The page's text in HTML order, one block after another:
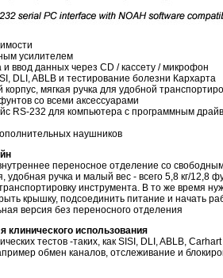
усилителем
и ввод данных через CD / кассету / микрофон
DLI, ABLB и тестирование болезни Кархарта
мягкая ручка для удобной
со всеми аксессуарами
RS-232 для компьютера с программным
наушников
переносное отделение со
удобная ручка и малый вес - всего 5,8 кг/12,8
инструмента. В то же время
крышку, подсоединить питание и начать
версия без переносного отделения
клинического использования
тестов -таких, как SISI, DLI, ABLB,
обмен каналов, отслеживание и